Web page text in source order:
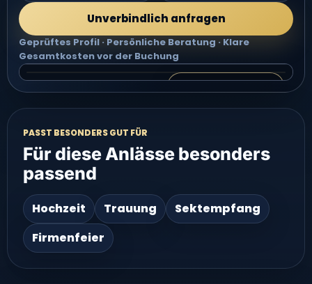
Unverbindlich anfragen
Geprüftes Profil · Persönliche Beratung · Klare
Gesamtkosten vor der Buchung
VIDEO 2 · ALISHA - SÄNGERIN FÜR DEINE TRAUUNG
Video 2 groß ansehen
PASST BESONDERS GUT FÜR
Für diese Anlässe besonders
passend
Hochzeit Trauung
Sektempfang
Firmenfeier